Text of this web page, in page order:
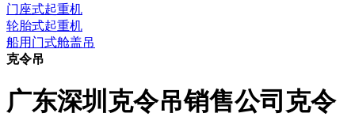
门座式起重机
轮胎式起重机
船用门式舱盖吊
克令吊
广东深圳克令吊销售公司克令